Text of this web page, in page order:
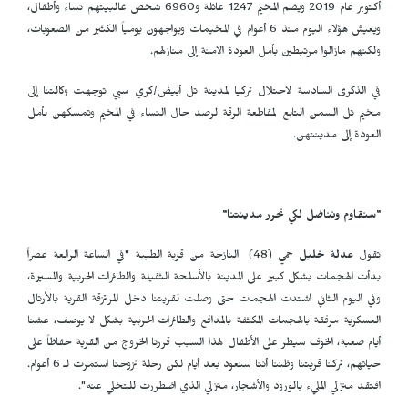
أكتوبر عام 2019 ويضم المخيم 1247 عائلة و6960 شخص غالبيتهم نساء وأطفال،
ويعيش هؤلاء اليوم منذ 6 أعوام في المخيمات ويواجهون يومياً الكثير من الصعوبات،
ولكنهم مازالوا مرتبطين بأمل العودة الآمنة إلى منازلهم.
في الذكرى السادسة لاحتلال تركيا لمدينة تل أبيض/كري سبي توجهت وكالتنا إلى
مخيم تل السمن التابع لمقاطعة الرقة لرصد حال النساء في المخيم وتمسكهن بأمل
العودة إلى مدينتهن.
"سنقاوم ونناضل لكي نحرر مدينتنا"
تقول عدلة خليل حمي
(48) النازحة من قرية الطيبة "في الساعة الرابعة عصراً
بدأت الهجمات بشكل كبير على المدينة بالأسلحة الثقيلة والطائرات الحربية والمسيرة،
وفي اليوم الثاني اشتدت الهجمات حتى وصلت لقريتنا دخل المرتزقة القرية بالأرتال
العسكرية مرفقة بالهجمات المكثفة بالمدافع والطائرات الحربية بشكل لا يوصف، عشنا
أيام صعبة، الخوف سيطر على الأطفال لهذا السبب قررنا الخروج من القرية حفاظاً على
حياتهم، تركنا قريتنا وظننا أننا سنعود بعد أيام لكن رحلة نزوحنا استمرت لـ 6 أعوام.
افتقد منزلي المليء بالورود والأشجار، منزلي الذي اضطررت للتخلي عنه".